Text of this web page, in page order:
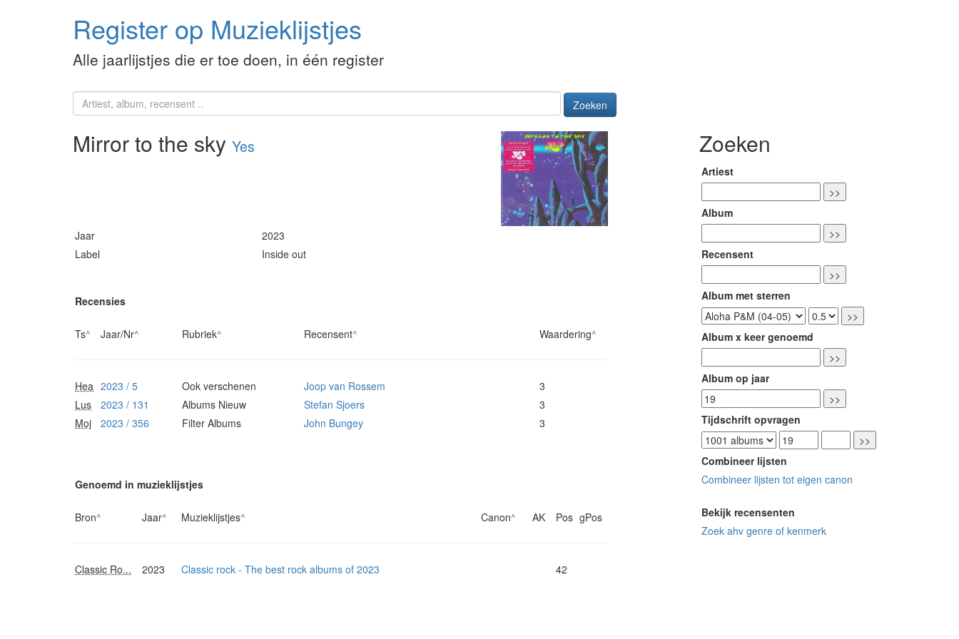
Register op Muzieklijstjes
Alle jaarlijstjes die er toe doen, in één register
Zoeken
Mirror to the sky Yes
Jaar
2023
Label
Inside out
Recensies
Ts^ Jaar/Nr^ Rubriek^ Recensent^ Waardering^
Hea 2023 / 5 Ook verschenen Joop van Rossem
3
Lus
2023 / 131 Albums Nieuw Stefan Sjoers
3
Moj
2023 / 356 Filter Albums John Bungey 3
Genoemd in muzieklijstjes
Bron^ Jaar^ Muzieklijstjes^ Canon^ AK Pos gPos
Classic Ro... 2023 Classic rock - The best rock albums of 2023 42
Zoeken
Artiest
Album
Recensent
Album met sterren
Album x keer genoemd
Album op jaar
Tijdschrift opvragen
Combineer lijsten
Combineer lijsten tot eigen canon
Bekijk recensenten
Zoek ahv genre of kenmerk